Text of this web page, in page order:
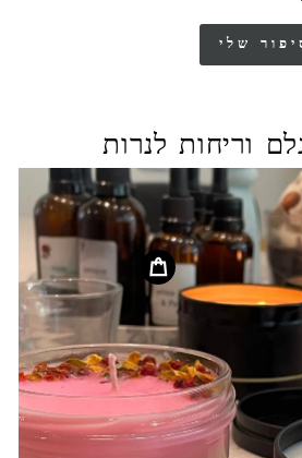
וריחות לנרות